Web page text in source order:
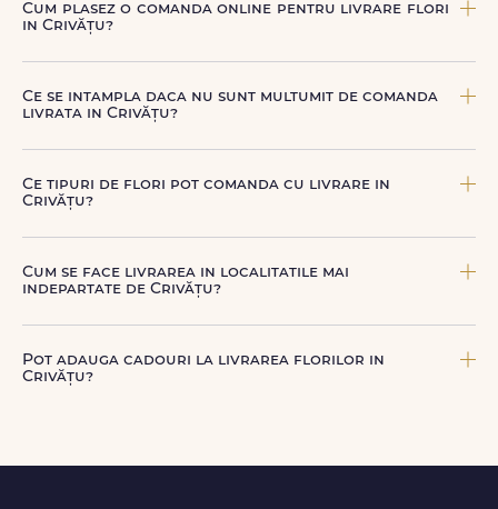
Cum plasez o comanda online pentru livrare flori
in Crivățu?
produsul dorit, data si intervalul de livrare si adresa din
Crivățu. sau poti plasa comanda telefonic, la nr. +40 722
Ce se intampla daca nu sunt multumit de comanda
livrata in Crivățu?
astfel incat poti comanda fara griji.
Ce tipuri de flori pot comanda cu livrare in
Crivățu?
aniversari, onomastici, sarbatori, evenimente speciale sau
gesturi spontane, toate create din flori naturale proaspete.
Cum se face livrarea in localitatile mai
indepartate de Crivățu?
nostri dedicati sau ai optiunea de livrare la cutie, prin
firma de curierat, cu un cost mai avantajos si ambalare
Pot adauga cadouri la livrarea florilor in
Crivățu?
premium direct in cosul de cumparaturi.